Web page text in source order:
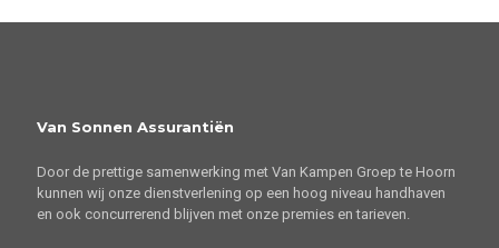
Van Sonnen Assurantiën
Door de prettige samenwerking met Van Kampen Groep te Hoorn
kunnen wij onze dienstverlening op een hoog niveau handhaven
en ook concurrerend blijven met onze premies en tarieven.